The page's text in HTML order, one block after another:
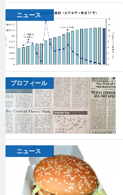
ニュース
プロフィール
ニュース